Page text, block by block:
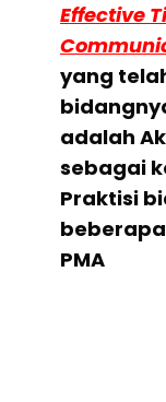
Effective
yang
adalah
sebagai
Praktisi
beberapa
PMA